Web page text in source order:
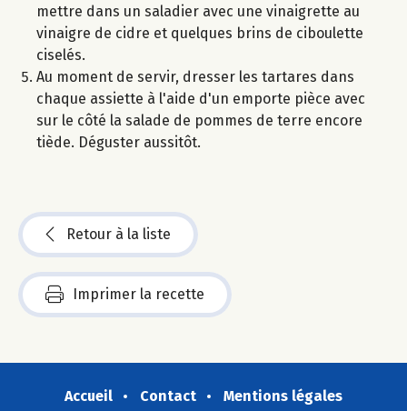
mettre dans un saladier avec une vinaigrette au
vinaigre de cidre et quelques brins de ciboulette
ciselés.
Au moment de servir, dresser les tartares dans
chaque assiette à l'aide d'un emporte pièce avec
sur le côté la salade de pommes de terre encore
tiède. Déguster aussitôt.
Retour à la liste
Imprimer la recette
Accueil Contact
Mentions légales